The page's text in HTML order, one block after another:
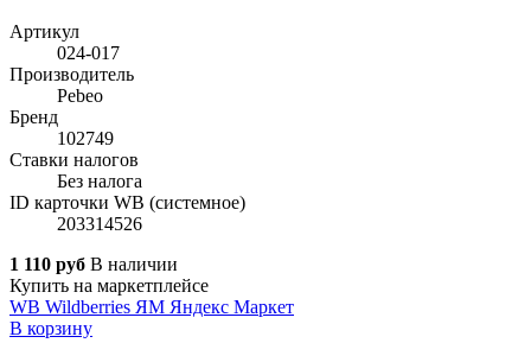
Артикул
024-017
Производитель
Pebeo
Бренд
102749
Ставки налогов
Без налога
ID карточки WB (системное)
203314526
1 110 руб В наличии
Купить на маркетплейсе
WB Wildberries ЯМ Яндекс Маркет
В корзину